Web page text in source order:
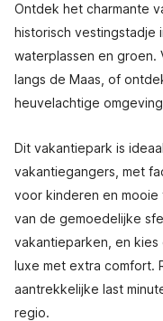
Ontdek het charmante
historisch vestingstadje
waterplassen en groen.
langs de Maas, of
heuvelachtige
Dit vakantiepark is
vakantiegangers, met
voor kinderen en mooie
van de gemoedelijke
vakantieparken, en
luxe met extra comfort.
aantrekkelijke last
regio.